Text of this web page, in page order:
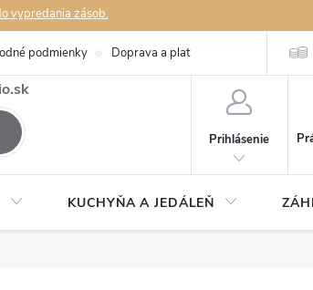
vypredania zásob.
podmienky Doprava a platby Podmienky
Prihlásenie
KUCHYŇA A JEDÁLEŇ